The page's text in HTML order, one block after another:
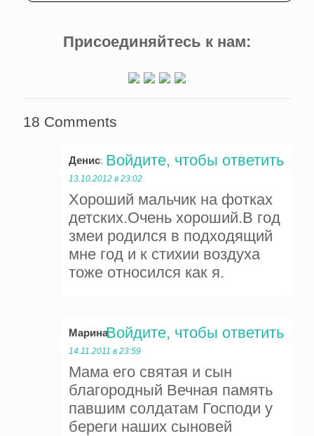
Присоединяйтесь к нам:
18 Comments
Денис:
13.10.2012 в 23:02
Хороший мальчик на фотках
детских.Очень хороший.В год
змеи родился в подходящий
мне год и к стихии воздуха
тоже относился как я.
Войдите, чтобы ответить
Марина:
14.11.2011 в 23:59
Мама его святая и сын
благородный Вечная память
павшим солдатам Господи у
береги наших сыновей
Войдите, чтобы ответить